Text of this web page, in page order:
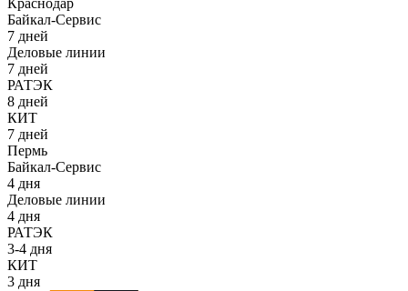
Краснодар
Байкал-Сервис
7 дней
Деловые линии
7 дней
РАТЭК
8 дней
КИТ
7 дней
Пермь
Байкал-Сервис
4 дня
Деловые линии
4 дня
РАТЭК
3-4 дня
КИТ
3 дня